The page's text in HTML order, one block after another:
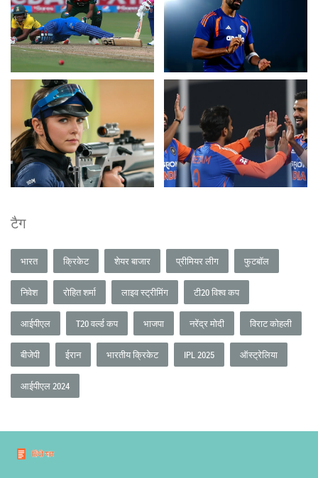
टैग
भारत क्रिकेट शेयर बाजार प्रीमियर लीग फुटबॉल
निवेश रोहित शर्मा लाइव स्ट्रीमिंग टी20 विश्व कप
आईपीएल T20 वर्ल्ड कप भाजपा नरेंद्र मोदी विराट कोहली
बीजेपी ईरान भारतीय क्रिकेट IPL 2025 ऑस्ट्रेलिया
आईपीएल 2024